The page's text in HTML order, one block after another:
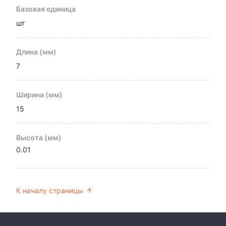
Базовая единица
шт
Длина (мм)
7
Ширина (мм)
15
Высота (мм)
0.01
К началу страницы